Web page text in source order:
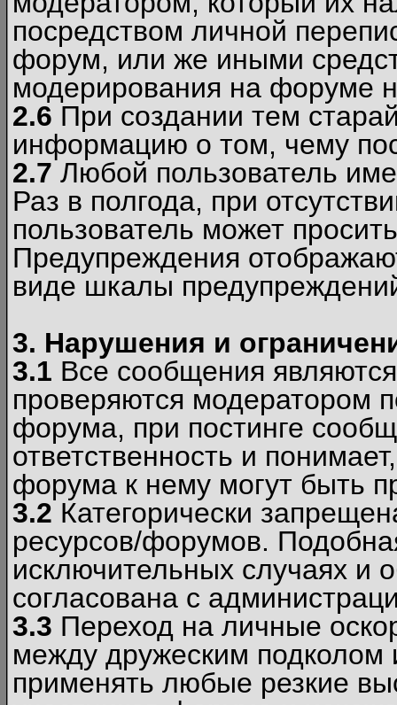
посредством личной
форум, или же иными
модерирования на форуме
2.6 При создании тем
информацию о том, чему
2.7 Любой пользователь
Раз в полгода, при
пользователь может
Предупреждения
виде шкалы
3. Нарушения и
3.1 Все сообщения
проверяются модератором
форума, при постинге
ответственность и
форума к нему могут быть
3.2 Категорически
ресурсов/форумов.
исключительных случаях и
согласована с
3.3 Переход на личные
между дружеским
применять любые резкие